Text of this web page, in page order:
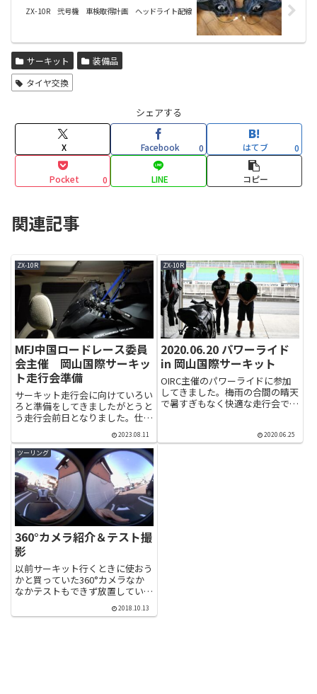
ZX-10R 弐号機 車検取得計画 ヘッドライト配線
サーキット
装備品
タイヤ交換
シェアする
X Facebook 0 はてブ 0
Pocket 0 LINE コピー
関連記事
ZX-10R
MFJ中国ロードレース委員
会主催 岡山国際サーキッ
ト走行会準備
サーキット走行会に向けていろい
ろと準備をしてきましたがとうと
う走行会前日となりました。仕事
後の準備をしていると完成写真を
撮るのも忘れていました(笑)無事
にバイクも積み込み完了。ヘルメ
ット、革ツナギ、グローブ、ブ...
2023.08.11
ZX-10R
2020.06.20 パワーライド
in 岡山国際サーキット
OIRC主催のパワーライドに参加
してきました。梅雨の合間の晴天
で暑すぎもなく快適な走行会でし
スミーティングが行われていまし
た。年に1回か2回のサーキット
2020.06.25
ツーリング
360°カメラ紹介＆テスト撮
影
以前サーキット行くときに使おう
かと買っていた360°カメラなか
なかテストもできず放置していま
した。とりあえず撮影した動画が
2018.10.13